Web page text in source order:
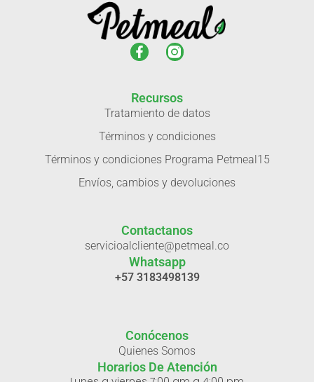
Conócenos
Quienes Somos
Horarios De Atención
Recursos
Tratamiento de datos
Términos y condiciones
Términos y condiciones Programa Petmeal15
Envíos, cambios y devoluciones
Contactanos
servicioalcliente@petmeal.co
Whatsapp
+57 3183498139